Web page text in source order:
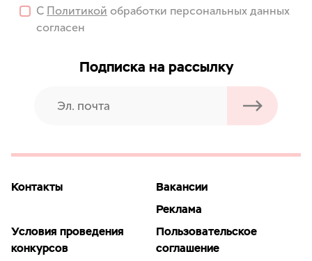
С Политикой обработки персональных данных
согласен
Подписка на рассылку
Контакты
Вакансии
Реклама
Условия проведения
конкурсов
Пользовательское
соглашение